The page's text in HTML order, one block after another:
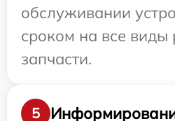
обслуживании
сроком на все виды
запчасти.
5